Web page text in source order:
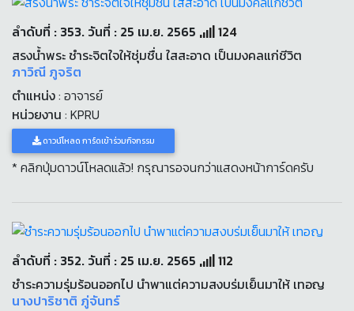
ลำดับที่ : 353. วันที่ : 25 เม.ย. 2565
124
สรงน้ำพระ ชำระจิตใจให้ชุ่มชื่น ใสสะอาด เป็นมงคลแก่ชีวิต
ภาวิณี ภูจริต
ตำแหน่ง: อาจารย์
หน่วยงาน : KPRU
ดาวน์โหลด การ์ดเข้าร่วมกิจกรรม
* คลิกปุ่มดาวน์โหลดแล้ว! กรุณารอจนกว่าแสดงหน้าการ์ดครับ
ลำดับที่ : 352. วันที่ : 25 เม.ย. 2565
112
ชำระความรุ่มร้อนออกไป นำพาแต่ความสงบร่มเย็นมาให้ เทอญ
นางปาริชาติ ภู่จันทร์